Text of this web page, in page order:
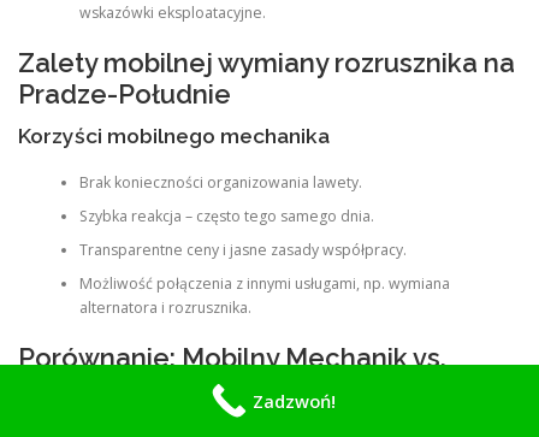
wskazówki eksploatacyjne.
Zalety mobilnej wymiany rozrusznika na
Pradze-Południe
Korzyści mobilnego mechanika
Brak konieczności organizowania lawety.
Szybka reakcja – często tego samego dnia.
Transparentne ceny i jasne zasady współpracy.
Możliwość połączenia z innymi usługami, np. wymiana
alternatora i rozrusznika.
Porównanie: Mobilny Mechanik vs.
Tradycyjny WarsztatZadzwoń!